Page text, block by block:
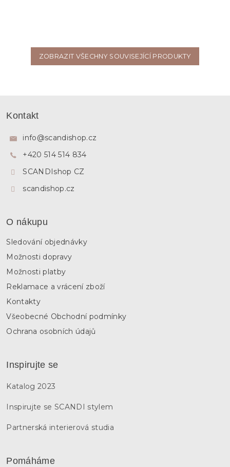
ZOBRAZIT VŠECHNY SOUVISEJÍCÍ PRODUKTY
Kontakt
info@scandishop.cz
+420 514 514 834
SCANDIshop CZ
scandishop.cz
O nákupu
Sledování objednávky
Možnosti dopravy
Možnosti platby
Reklamace a vrácení zboží
Kontakty
Všeobecné Obchodní podmínky
Ochrana osobních údajů
Inspirujte se
Katalog 2023
Inspirujte se SCANDI stylem
Partnerská interierová studia
Pomáháme